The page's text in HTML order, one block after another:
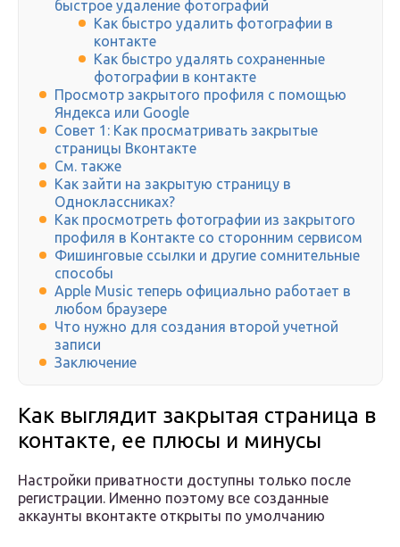
быстрое удаление фотографий
Как быстро удалить фотографии в
контакте
Как быстро удалять сохраненные
фотографии в контакте
Просмотр закрытого профиля с помощью
Яндекса или Google
Совет 1: Как просматривать закрытые
страницы Вконтакте
См. также
Как зайти на закрытую страницу в
Одноклассниках?
Как просмотреть фотографии из закрытого
профиля в Контакте со сторонним сервисом
Фишинговые ссылки и другие сомнительные
способы
Apple Music теперь официально работает в
любом браузере
Что нужно для создания второй учетной
записи
Заключение
Как выглядит закрытая страница в
контакте, ее плюсы и минусы
Настройки приватности доступны только после
регистрации. Именно поэтому все созданные
аккаунты вконтакте открыты по умолчанию